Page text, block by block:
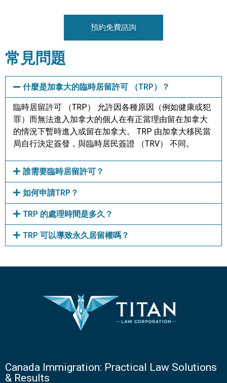
預約免費諮詢
常見問題
什麼是加拿大的臨時居留許可 （TRP）？
臨時居留許可 （TRP） 允許因各種原因（例如健康或犯
罪）而無法進入加拿大的個人在有正當理由留在加拿大
的情況下暫時進入或留在加拿大。 TRP 由加拿大移民當
局自行決定簽發，與臨時居民簽證 （TRV） 不同。
誰需要臨時居留許可？
如何申請TRP？
TRP 的處理時間是多久？
TRP 可以導致永久居留權嗎？
Canada Immigration: Practical Law Solutions
& Results